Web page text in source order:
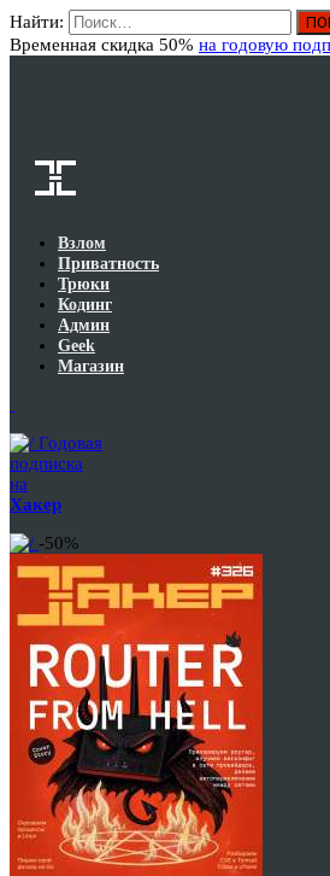
Найти:
Временная скидка 50% на годовую
Взлом
Приватность
Трюки
Кодинг
Админ
Geek
Магазин
Годовая
подписка
на
Хакер
-50%